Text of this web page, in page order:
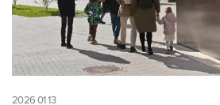
2026 01 13